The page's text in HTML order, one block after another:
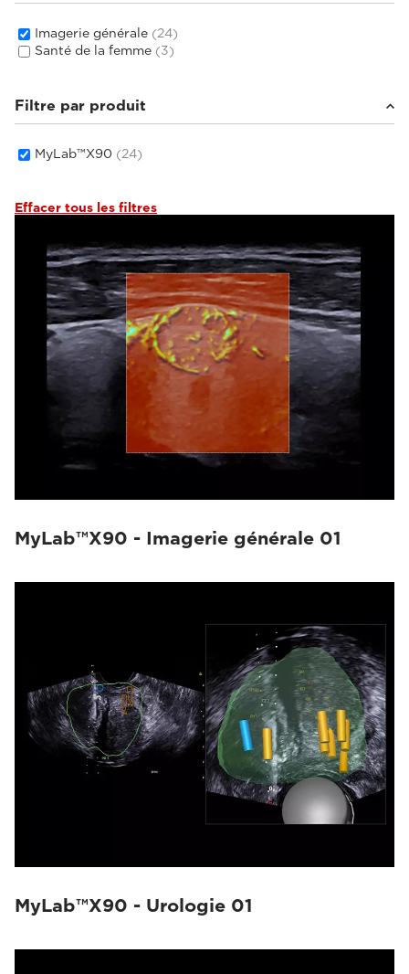
Imagerie générale (24)
Santé de la femme (3)
Filtre par produit
MyLab™X90 (24)
Effacer tous les filtres
MyLab™X90 - Imagerie générale 01
MyLab™X90 - Urologie 01